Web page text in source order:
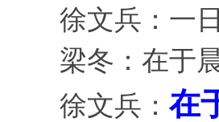
徐文兵：一
梁冬：在于
徐文兵： 在